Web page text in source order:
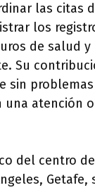
las citas
los
de salud
Su
sin
una atención
del centro